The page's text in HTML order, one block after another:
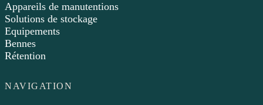
Appareils de manutentions
Solutions de stockage
Equipements
Bennes
Rétention
NAVIGATION